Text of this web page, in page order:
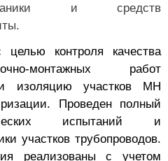
и средств
контроля качества
монтажных работ
изоляцию участков МН
Проведен полный
испытаний и
участков трубопроводов.
реализованы с учетом